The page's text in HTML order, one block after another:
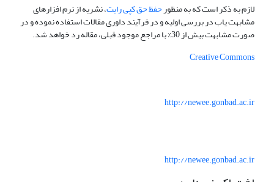
لازم به ذکر است که به منظورحفظ حق کپی رایت، نشریه از نرم افزارهای
مشابهت یاب در بررسی اولیه و در فرآیند داوری مقالات استفاده نموده و در
صورت مشابهت بیش از 30% با مراجع موجود قبلی، مقاله رد خواهد شد.
Creative Commons
http://newee.gonbad.ac.ir
http://newee.gonbad.ac.ir